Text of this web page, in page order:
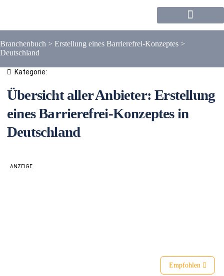
Branchenbuch > Erstellung eines Barrierefrei-Konzeptes >
Deutschland
Kategorie:
Übersicht aller Anbieter: Erstellung
eines Barrierefrei-Konzeptes in
Deutschland
ANZEIGE
Empfohlen